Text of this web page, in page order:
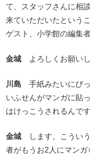
て、スタッフさんに相
来ていただいたという
ゲスト、小学館の編集
金城 よろしくお願いし
川島 手紙みたいにび
いふせんがマンガに貼
はけっこうされるんで
金城 します。こうい
者がもうお2人にマン